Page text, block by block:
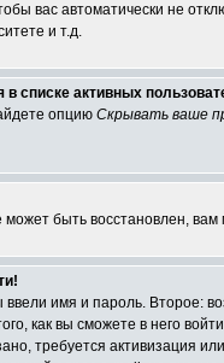
вас автоматически не
и т.д.
списке активных
опцию Скрывать ваше
быть восстановлен,
ввели имя и пароль. Второе:
как вы сможете в него
требуется активизация